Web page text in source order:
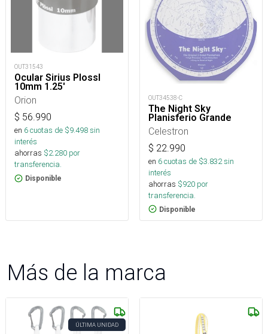
OUT31543
Ocular Sirius Plossl
10mm 1.25'
Orion
$ 56.990
en 6cuotas de $9.498sin
interés
ahorras $2.280 por
transferencia.
Disponible
OUT34538-C
The Night Sky
Planisferio Grande
Celestron
$ 22.990
en 6cuotas de $3.832sin
interés
ahorras $920 por
transferencia.
Disponible
Más de la marca
ÚLTIMA UNIDAD